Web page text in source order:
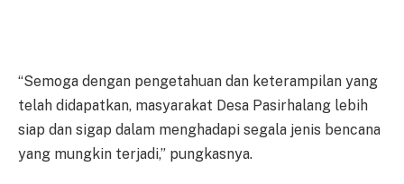
“Semoga dengan pengetahuan dan keterampilan yang
telah didapatkan, masyarakat Desa Pasirhalang lebih
siap dan sigap dalam menghadapi segala jenis bencana
yang mungkin terjadi,” pungkasnya.